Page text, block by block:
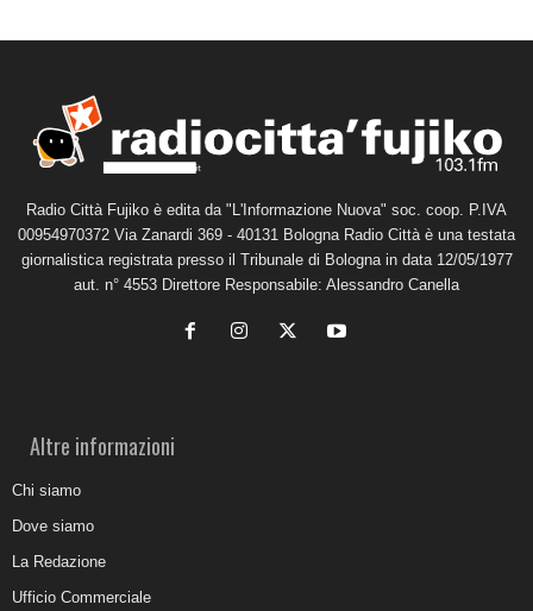
Radio Città Fujiko è edita da "L'Informazione Nuova" soc. coop. P.IVA
00954970372 Via Zanardi 369 - 40131 Bologna Radio Città è una testata
giornalistica registrata presso il Tribunale di Bologna in data 12/05/1977
aut. n° 4553 Direttore Responsabile: Alessandro Canella
Altre informazioni
Chi siamo
Dove siamo
La Redazione
Ufficio Commerciale